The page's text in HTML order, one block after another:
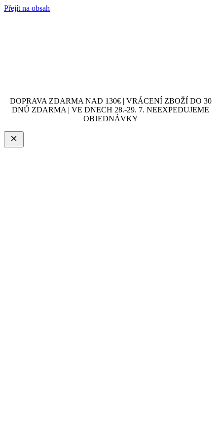
Přejít na obsah
DOPRAVA ZDARMA NAD 130€ | VRÁCENÍ ZBOŽÍ DO 30
DNŮ ZDARMA | VE DNECH 28.-29. 7. NEEXPEDUJEME
OBJEDNÁVKY